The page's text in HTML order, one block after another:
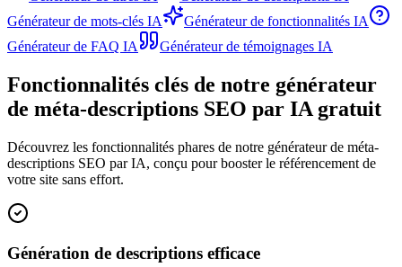
Générateur de mots-clés IA
Générateur de fonctionnalités IA
Générateur de FAQ IA
Générateur de témoignages IA
Fonctionnalités clés de notre générateur
de méta-descriptions SEO par IA gratuit
Découvrez les fonctionnalités phares de notre générateur de méta-
descriptions SEO par IA, conçu pour booster le référencement de
votre site sans effort.
Génération de descriptions efficace